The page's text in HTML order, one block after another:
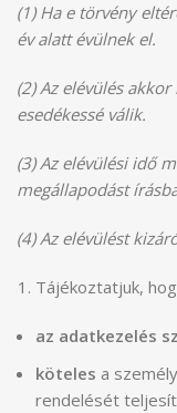
(1) Ha e törvény
év alatt évülnek el.
(2) Az elévülés
esedékessé válik.
(3) Az elévülési idő
megállapodást
(4) Az elévülést
Tájékoztatjuk,
az adatkezelés
köteles a
rendelését